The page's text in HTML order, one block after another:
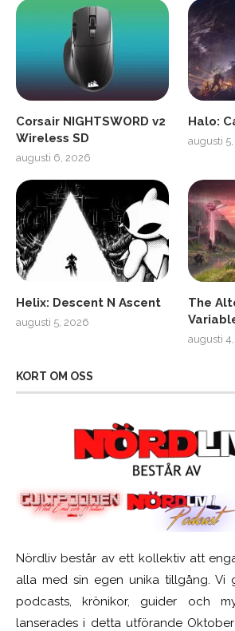
Corsair NIGHTSWORD v2
Wireless SD
augusti 6, 2026
Halo:
augusti
Helix: Descent N Ascent
augusti 5, 2026
The
augusti
KORT OM OSS
Nördliv består av ett kollektiv att
alla med sin egen unika tillgång. Vi
podcasts, krönikor, guider och
lanserades i detta utförande